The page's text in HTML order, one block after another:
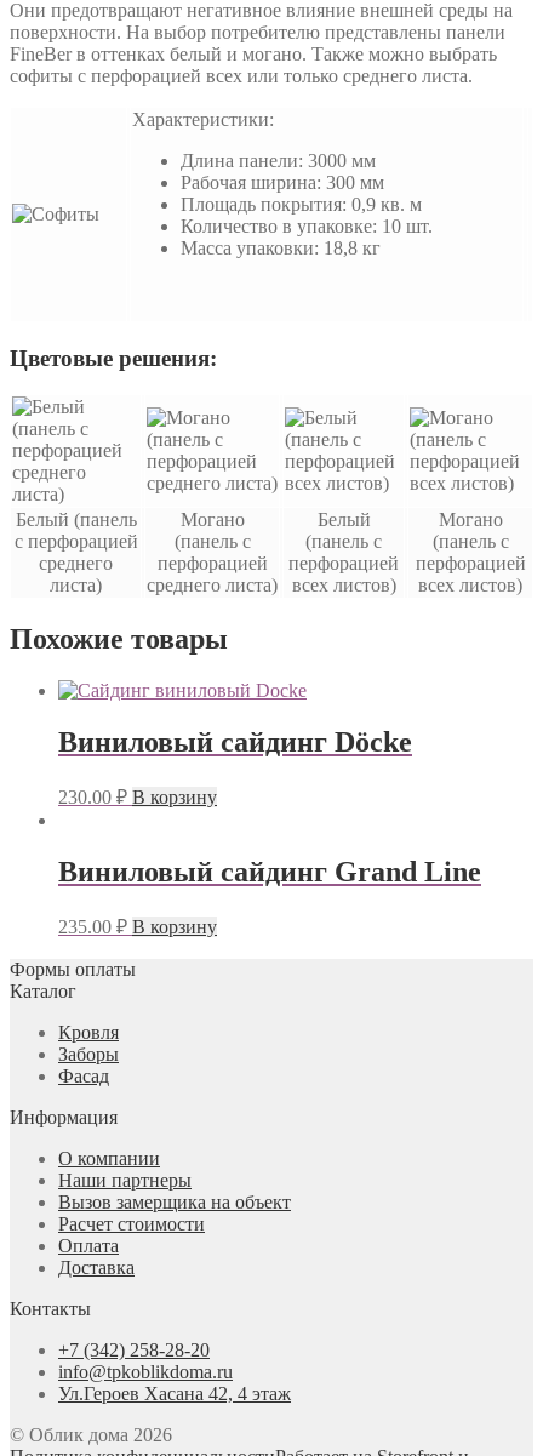
Они предотвращают негативное влияние внешней среды на
поверхности. На выбор потребителю представлены панели
FineBer в оттенках белый и могано. Также можно выбрать
софиты с перфорацией всех или только среднего листа.
Характеристики:
Длина панели: 3000 мм
Рабочая ширина: 300 мм
Площадь покрытия: 0,9 кв. м
Количество в упаковке: 10 шт.
Масса упаковки: 18,8 кг
Цветовые решения:
Белый (панель
с перфорацией
среднего
листа)
Могано
(панель с
перфорацией
среднего листа)
Белый
(панель с
перфорацией
всех листов)
Могано
(панель с
перфорацией
всех листов)
Похожие товары
Виниловый сайдинг Döcke
230.00 ₽ В корзину
Виниловый сайдинг Grand Line
235.00 ₽ В корзину
Формы оплаты
Каталог
Кровля
Заборы
Фасад
Информация
О компании
Наши партнеры
Вызов замерщика на объект
Расчет стоимости
Оплата
Доставка
Контакты
+7 (342) 258-28-20
info@tpkoblikdoma.ru
Ул.Героев Хасана 42, 4 этаж
© Облик дома 2026